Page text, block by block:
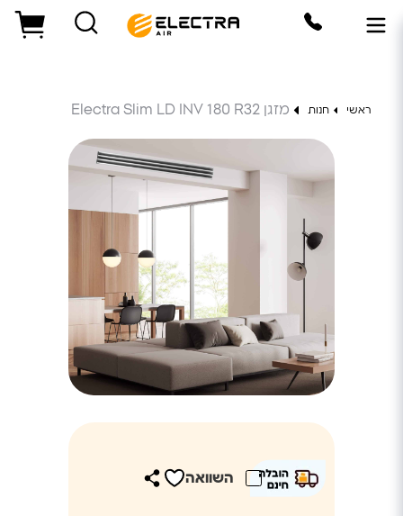
ראשי חנות מזגן Electra Slim LD INV 180 R32
השוואה